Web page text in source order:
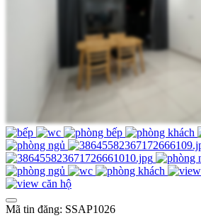
Mã tin đăng: SSAP1026